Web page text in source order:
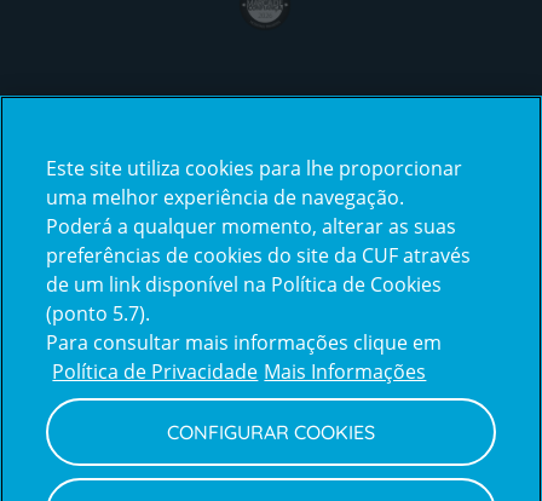
certification2certification3
Reclamações
e
elogios
Política de Privacidade e Cookies
Este site utiliza cookies para lhe proporcionar
uma melhor experiência de navegação.
Poderá a qualquer momento, alterar as suas
preferências de cookies do site da CUF através
de um link disponível na Política de Cookies
(ponto 5.7).
Para consultar mais informações clique em
Política de Privacidade Mais Informações
CONFIGURAR COOKIES